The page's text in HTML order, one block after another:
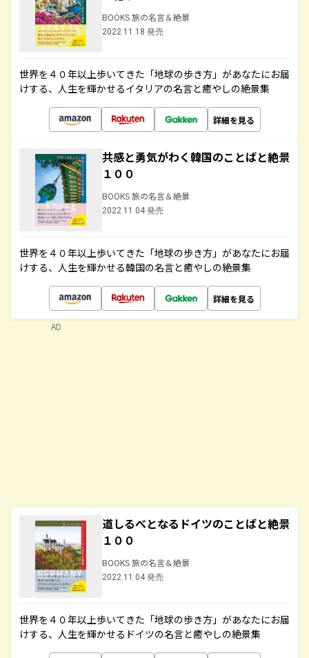
BOOKS 旅の名言＆絶景
2022.11.18 発売
世界を４０年以上歩いてきた「地球の歩き方」があなたにお届
けする、人生を輝かせるイタリアの名言と癒やしの絶景集
詳細を見る
共感と勇気がわく韓国のことばと絶景
１００
BOOKS 旅の名言＆絶景
2022.11.04 発売
世界を４０年以上歩いてきた「地球の歩き方」があなたにお届
けする、人生を輝かせる韓国の名言と癒やしの絶景集
詳細を見る
道しるべとなるドイツのことばと絶景
１００
BOOKS 旅の名言＆絶景
2022.11.04 発売
世界を４０年以上歩いてきた「地球の歩き方」があなたにお届
けする、人生を輝かせるドイツの名言と癒やしの絶景集
AD